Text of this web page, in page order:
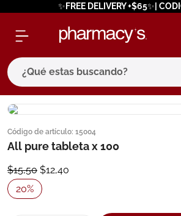
✨FREE DELIVERY +$65✨|
¿Qué estas buscando?
Código de artículo: 15004
All pure tableta x 100
$15,50 $12,40
20%
términos más buscados
1. eucerin
3. bioderma
4.